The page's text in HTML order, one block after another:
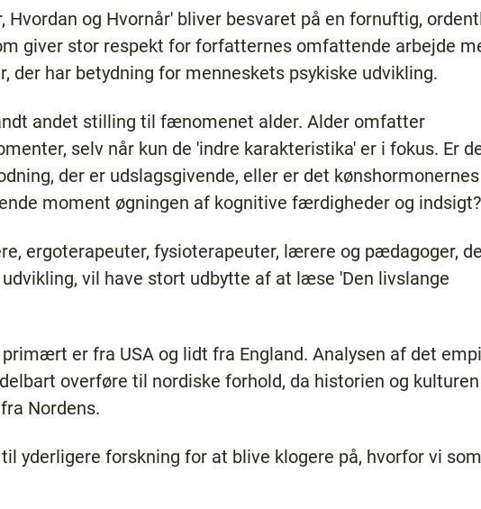
Hvordan og Hvornår' bliver besvaret på en fornuftig,
giver stor respekt for forfatternes omfattende arbejde
der har betydning for menneskets psykiske udvikling.
andet stilling til fænomenet alder. Alder omfatter
selv når kun de 'indre karakteristika' er i fokus. Er
der er udslagsgivende, eller er det kønshormonernes
moment øgningen af kognitive færdigheder og indsigt?
ergoterapeuter, fysioterapeuter, lærere og pædagoger,
vil have stort udbytte af at læse 'Den livslange
er fra USA og lidt fra England. Analysen af det
overføre til nordiske forhold, da historien og
Nordens.
yderligere forskning for at blive klogere på, hvorfor vi som